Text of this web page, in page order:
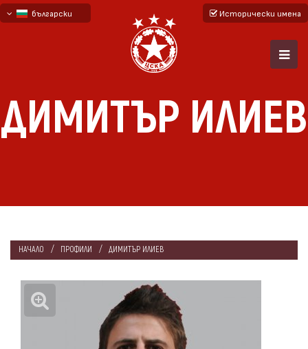
български
Исторически имена
ДИМИТЪР ИЛИЕВ
НАЧАЛО ПРОФИЛИ ДИМИТЪР ИЛИЕВ